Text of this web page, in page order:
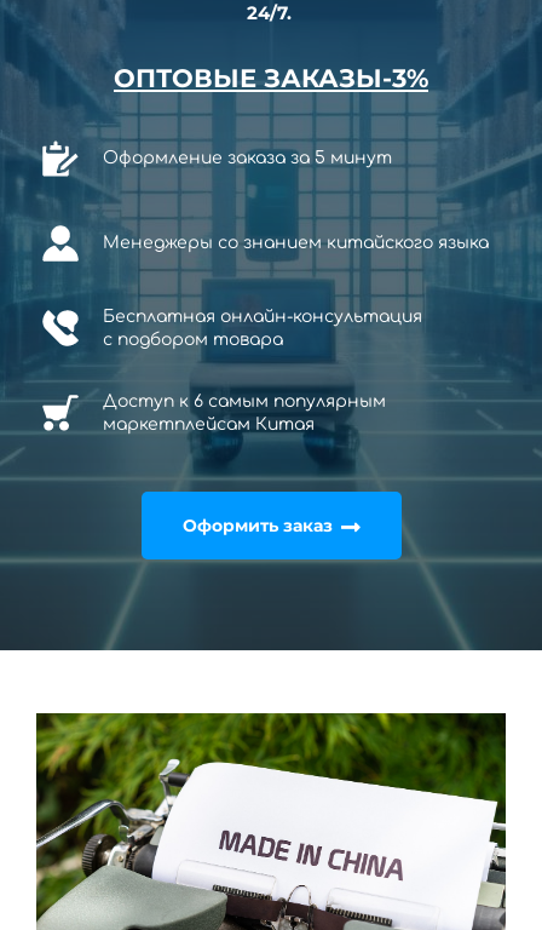
24/7.
ОПТОВЫЕ ЗАКАЗЫ-3%
Оформление заказа за 5 минут
Менеджеры со знанием китайского языка
Бесплатная онлайн-консультация
с подбором товара
Доступ к 6 самым популярным
маркетплейсам Китая
Оформить заказ